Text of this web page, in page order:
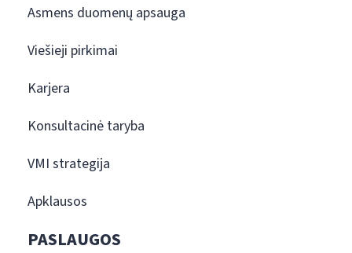
Asmens duomenų apsauga
Viešieji pirkimai
Karjera
Konsultacinė taryba
VMI strategija
Apklausos
PASLAUGOS